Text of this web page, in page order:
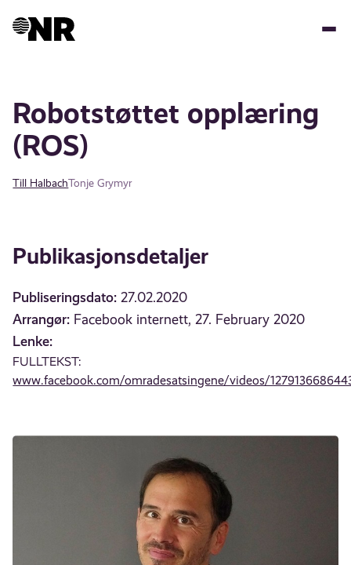
Robotstøttet opplæring
(ROS)
Till HalbachTonje Grymyr
Publikasjonsdetaljer
Publiseringsdato: 27.02.2020
Arrangør: Facebook internett, 27. February 2020
Lenke:
FULLTEKST:
www.facebook.com/omradesatsingene/videos/